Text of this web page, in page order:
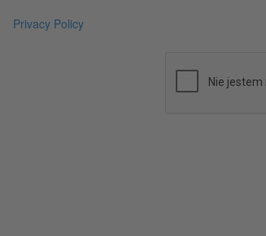
Privacy Policy